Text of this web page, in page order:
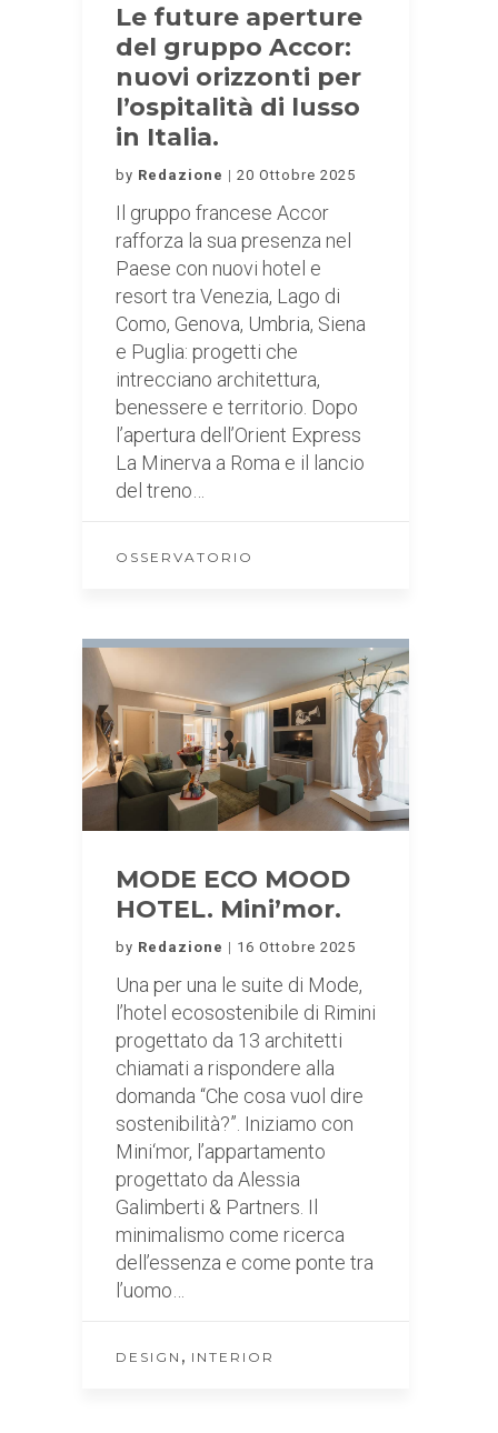
Le future aperture
del gruppo Accor:
nuovi orizzonti per
l’ospitalità di lusso
in Italia.
by Redazione 20 Ottobre 2025
Il gruppo francese Accor
rafforza la sua presenza nel
Paese con nuovi hotel e
resort tra Venezia, Lago di
Como, Genova, Umbria, Siena
e Puglia: progetti che
intrecciano architettura,
benessere e territorio. Dopo
l’apertura dell’Orient Express
La Minerva a Roma e il lancio
del treno…
OSSERVATORIO
MODE ECO MOOD
HOTEL. Mini’mor.
by Redazione 16 Ottobre 2025
Una per una le suite di Mode,
l’hotel ecosostenibile di Rimini
progettato da 13 architetti
chiamati a rispondere alla
domanda “Che cosa vuol dire
sostenibilità?”. Iniziamo con
Mini‘mor, l’appartamento
progettato da Alessia
Galimberti & Partners. Il
minimalismo come ricerca
dell’essenza e come ponte tra
l’uomo…
DESIGN , INTERIOR